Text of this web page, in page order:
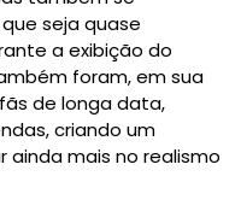
seja quase
a exibição do
foram, em sua
de longa data,
criando um
ainda mais no realismo